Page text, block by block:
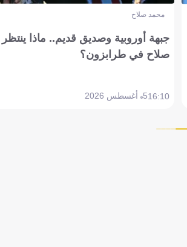
محمد صلاح
جبهة أوروبية وصديق قديم.. ماذا ينتظر
صلاح في طرابزون؟
16:105 أغسطس 2026